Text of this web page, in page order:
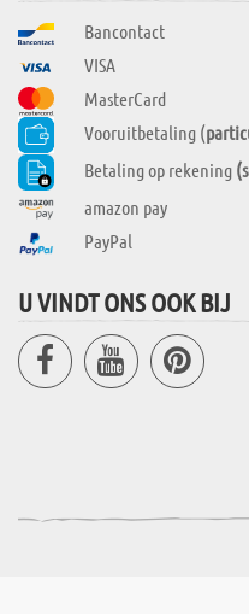
Bancontact
VISA
MasterCard
Vooruitbetaling (
Betaling op rekening
amazon pay
PayPal
U VINDT ONS OOK BIJ